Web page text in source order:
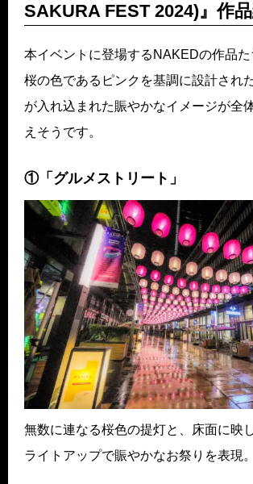
SAKURA FEST 2024)』作
本イベントに登場するNAKEDの作品た
桜の色であるピンクを基調に設計され
が入れ込まれた賑やかなイメージが全
えそうです。
①「グルメストリート」
無数に連なる桜色の提灯と、床面に映
ライトアップで賑やかなお祭りを表現。